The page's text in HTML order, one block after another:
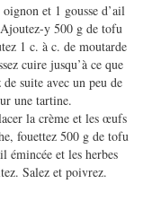
et 1 gousse d’ail
y 500 g de tofu
1 c. à c. de moutarde
cuire jusqu’à ce que
suite avec un peu de
une tartine.
la crème et les œufs
fouettez 500 g de tofu
émincée et les herbes
Salez et poivrez.